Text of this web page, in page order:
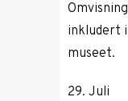
inkludert
museet.
29. Juli